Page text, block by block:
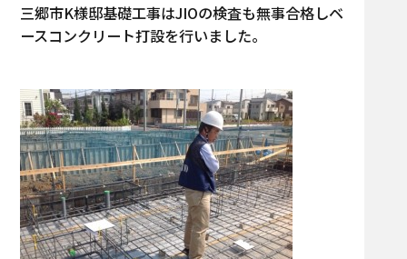
三郷市K様邸基礎工事はJIOの検査も無事合格しベ
ースコンクリート打設を行いました。